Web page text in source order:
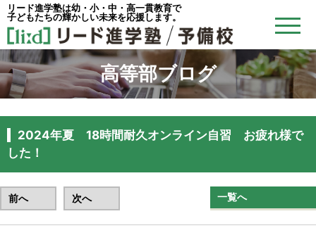
リード進学塾は幼・小・中・高一貫教育で
子どもたちの輝かしい未来を応援します。
高等部ブログ
2024年夏 18時間耐久オンライン自習 お疲れ様で
した！
前へ 次へ 一覧へ